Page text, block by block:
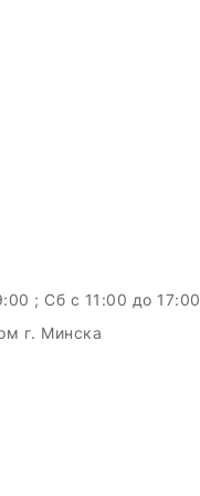
; Сб c 11:00 до 17:00
г. Минска